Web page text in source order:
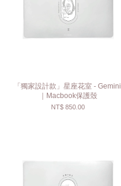
「獨家設計款」星座花室 - Gemini.
｜Macbook保護殼
NT$ 850.00